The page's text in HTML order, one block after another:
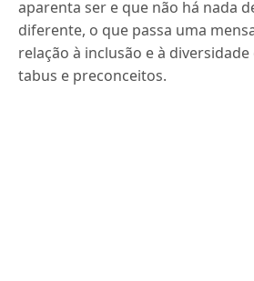
aparenta ser e que não há nada
diferente, o que passa uma
relação à inclusão e à
tabus e preconceitos.